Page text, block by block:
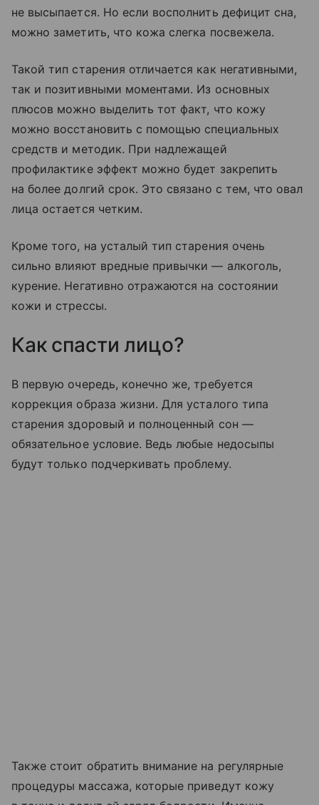
не высыпается. Но если восполнить дефицит сна,
можно заметить, что кожа слегка посвежела.
Такой тип старения отличается как негативными,
так и позитивными моментами. Из основных
плюсов можно выделить тот факт, что кожу
можно восстановить с помощью специальных
средств и методик. При надлежащей
профилактике эффект можно будет закрепить
на более долгий срок. Это связано с тем, что овал
лица остается четким.
Кроме того, на усталый тип старения очень
сильно влияют вредные привычки — алкоголь,
курение. Негативно отражаются на состоянии
кожи и стрессы.
Как спасти лицо?
В первую очередь, конечно же, требуется
коррекция образа жизни. Для усталого типа
старения здоровый и полноценный сон —
обязательное условие. Ведь любые недосыпы
будут только подчеркивать проблему.
Также стоит обратить внимание на регулярные
процедуры массажа, которые приведут кожу